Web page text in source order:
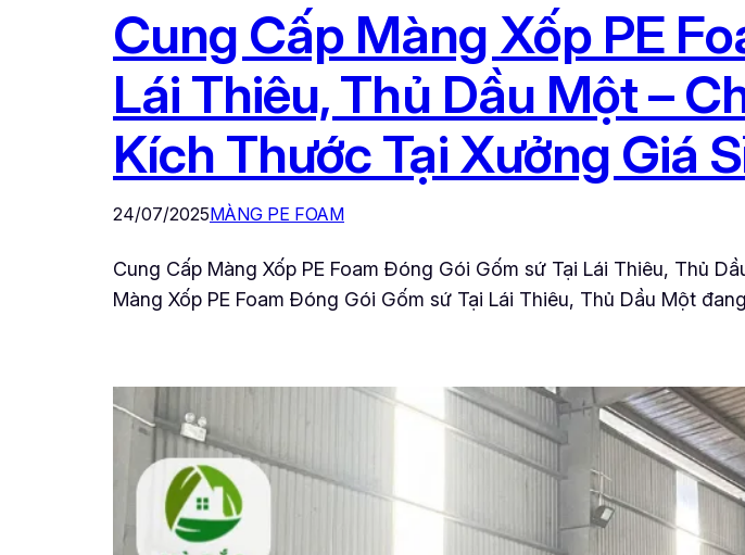
Cung Cấp Màng Xốp PE
Lái Thiêu, Thủ Dầu Một –
Kích Thước Tại Xưởng Giá
24/07/2025MÀNG PE FOAM
Cung Cấp Màng Xốp PE Foam Đóng Gói Gốm sứ Tại Lái Thiêu, Thủ
Màng Xốp PE Foam Đóng Gói Gốm sứ Tại Lái Thiêu, Thủ Dầu Một